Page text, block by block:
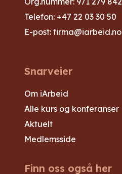
Telefon: +47 22 03 30 50
E-post: firma@iarbeid.no
Snarveier
Om iArbeid
Alle kurs og konferanser
Aktuelt
Medlemsside
Finn oss også her